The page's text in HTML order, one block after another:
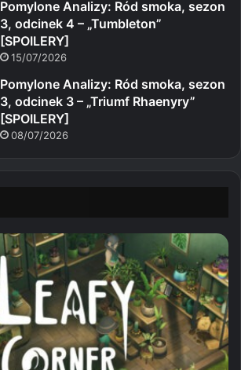
Pomylone Analizy: Ród smoka, sezon
3, odcinek 4 – „Tumbleton”
[SPOILERY]
15/07/2026
Pomylone Analizy: Ród smoka, sezon
3, odcinek 3 – „Triumf Rhaenyry”
[SPOILERY]
08/07/2026